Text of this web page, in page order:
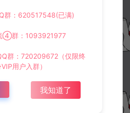
星钻，请先
群：620517548(已满)
④群：1093921977
群：720209672（仅限终
用户入群）
我知道了